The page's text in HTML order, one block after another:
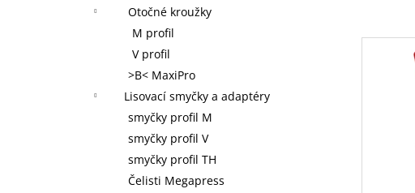
Otočné kroužky
M profil
V profil
>B< MaxiPro
Lisovací smyčky a adaptéry
smyčky profil M
smyčky profil V
smyčky profil TH
Čelisti Megapress
V